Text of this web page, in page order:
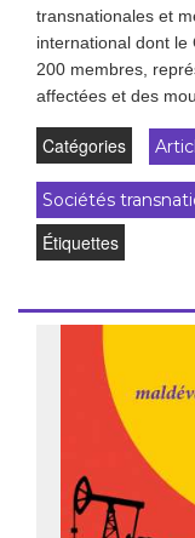
transnationales et
international dont
200 membres,
affectées et des
Catégories
Sociétés
Étiquettes